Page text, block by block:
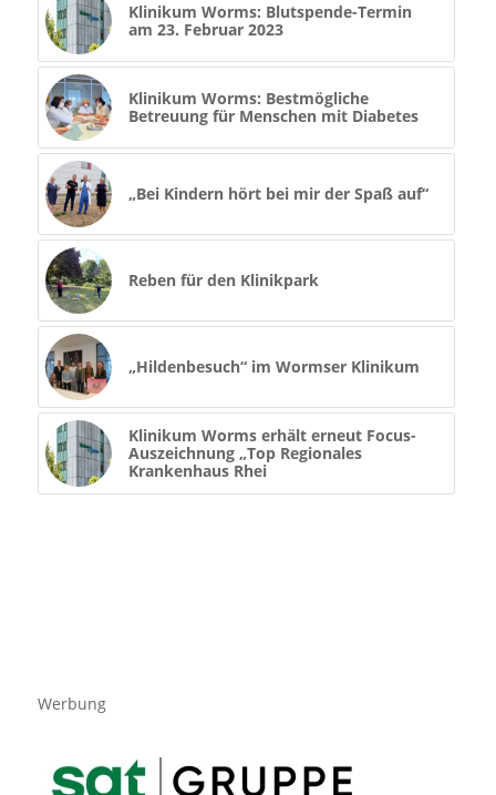
Klinikum Worms: Blutspende-Termin
am 23. Februar 2023
Klinikum Worms: Bestmögliche
Betreuung für Menschen mit Diabetes
„Bei Kindern hört bei mir der Spaß auf“
Reben für den Klinikpark
„Hildenbesuch“ im Wormser Klinikum
Klinikum Worms erhält erneut Focus-
Auszeichnung „Top Regionales
Krankenhaus Rhei
Werbung